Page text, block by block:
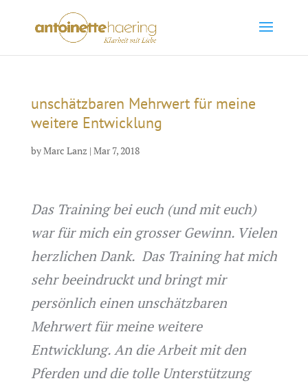
unschätzbaren Mehrwert für meine
weitere Entwicklung
byMarc Lanz | Mar 7, 2018
Das Training bei euch (und mit euch)
war für mich ein grosser Gewinn. Vielen
herzlichen Dank. Das Training hat mich
sehr beeindruckt und bringt mir
persönlich einen unschätzbaren
Mehrwert für meine weitere
Entwicklung. An die Arbeit mit den
Pferden und die tolle Unterstützung